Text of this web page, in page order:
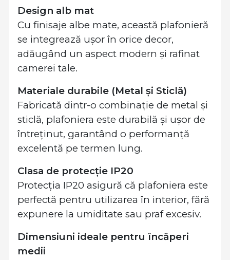
Design alb mat
Cu finisaje albe mate, această plafonieră
se integrează ușor în orice decor,
adăugând un aspect modern și rafinat
camerei tale.
Materiale durabile (Metal și Sticlă)
Fabricată dintr-o combinație de metal și
sticlă, plafoniera este durabilă și ușor de
întreținut, garantând o performanță
excelentă pe termen lung.
Clasa de protecție IP20
Protecția IP20 asigură că plafoniera este
perfectă pentru utilizarea în interior, fără
expunere la umiditate sau praf excesiv.
Dimensiuni ideale pentru încăperi
medii